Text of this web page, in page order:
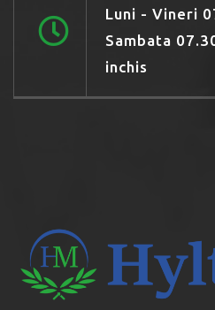
Luni - Vineri
Sambata
inchis